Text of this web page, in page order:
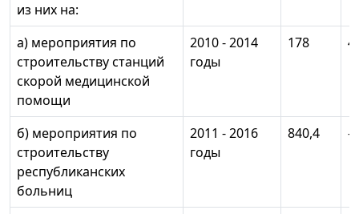
из них на:
а) мероприятия по
строительству станций
скорой медицинской
помощи
2010 - 2014
годы
178
б) мероприятия по
строительству
республиканских
больниц
2011 - 2016
годы
840,4 -